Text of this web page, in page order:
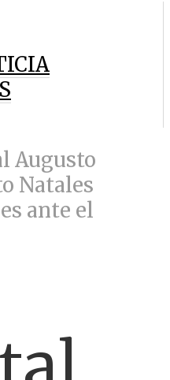
Augusto
Natales
ante el